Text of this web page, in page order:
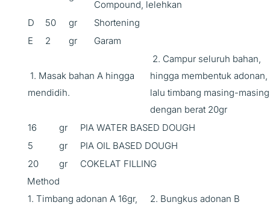
Compound, lelehkan
D
50 gr
Shortening
E
2 gr Garam
1. Masak bahan A hingga
mendidih.
2. Campur seluruh bahan,
hingga membentuk adonan,
lalu timbang masing-masing
dengan berat 20gr
16
gr
PIA WATER BASED DOUGH
5
gr
PIA OIL BASED DOUGH
20
gr
COKELAT FILLING
Method
1. Timbang adonan A 16gr,
2. Bungkus adonan B